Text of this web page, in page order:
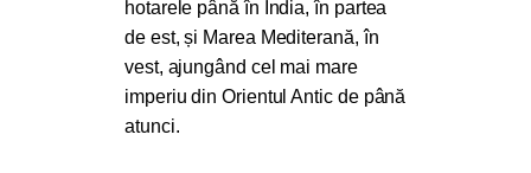
hotarele până în India, în partea
de est, și Marea Mediterană, în
vest, ajungând cel mai mare
imperiu din Orientul Antic de până
atunci.